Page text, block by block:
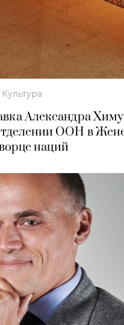
Культура
Александра
ООН в
наций